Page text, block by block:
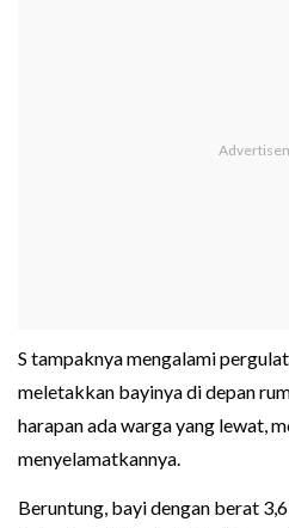
S tampaknya mengalami
meletakkan bayinya di depan
harapan ada warga yang lewat,
menyelamatkannya.
Beruntung, bayi dengan berat